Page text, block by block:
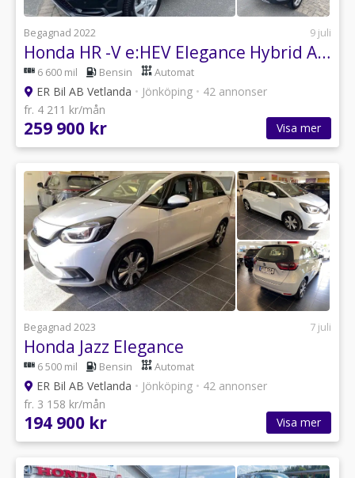
Begagnad 2022 9 juli
Honda HR -V e:HEV Elegance Hybrid Aut
6 600 mil Bensin Automat
ER Bil AB Vetlanda • Jönköping • 42 annonser
fr. 4 211 kr/mån
259 900 kr Visa mer
Begagnad 2023 7 juli
Honda Jazz Elegance
6 500 mil Bensin Automat
ER Bil AB Vetlanda • Jönköping • 42 annonser
fr. 3 158 kr/mån
194 900 kr Visa mer